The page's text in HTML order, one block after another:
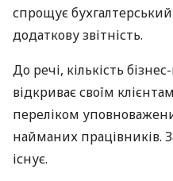
спрощує
додаткову звітність.
До речі, кількість
відкриває своїм
переліком
найманих працівників.
існує.